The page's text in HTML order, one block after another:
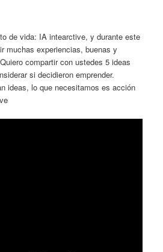
de vida: IA intearctive, y durante este
muchas experiencias, buenas y
compartir con ustedes 5 ideas
si decidieron emprender.
ideas, lo que necesitamos es acción